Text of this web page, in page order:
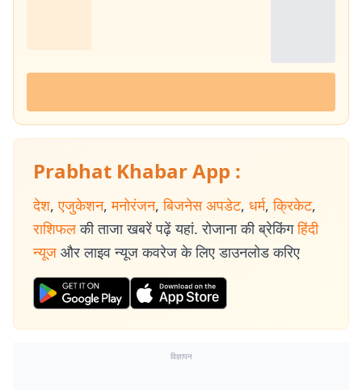
Prabhat Khabar App :
देश, एजुकेशन, मनोरंजन, बिजनेस अपडेट, धर्म, क्रिकेट,
राशिफल की ताजा खबरें पढ़ें यहां. रोजाना की ब्रेकिंग हिंदी
न्यूज और लाइव न्यूज कवरेज के लिए डाउनलोड करिए
विज्ञापन